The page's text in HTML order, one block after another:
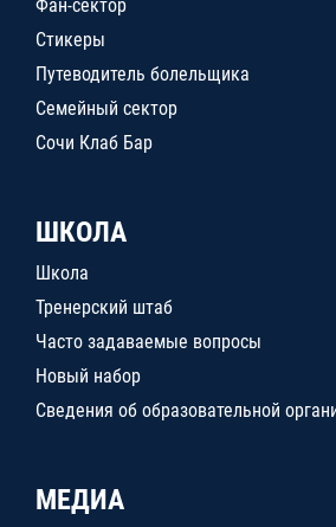
Фан-сектор
Стикеры
Путеводитель болельщика
Семейный сектор
Сочи Клаб Бар
ШКОЛА
Школа
Тренерский штаб
Часто задаваемые вопросы
Новый набор
Сведения об образовательной
МЕДИА